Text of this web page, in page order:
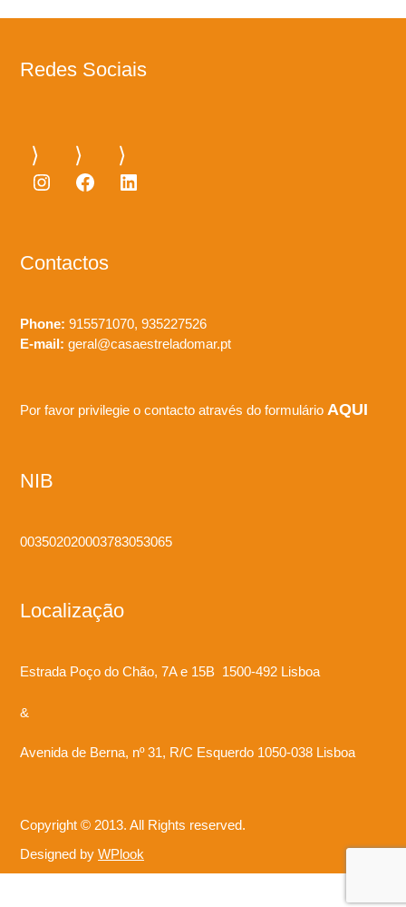
Redes Sociais
Instagram
Facebook
LinkedIn
Contactos
Phone: 915571070, 935227526
E-mail: geral@casaestreladomar.pt
Por favor privilegie o contacto através do formulário AQUI
NIB
003502020003783053065
Localização
Estrada Poço do Chão, 7A e 15B 1500-492 Lisboa
&
Avenida de Berna, nº 31, R/C Esquerdo 1050-038 Lisboa
Copyright © 2013. All Rights reserved.
Designed byWPlook